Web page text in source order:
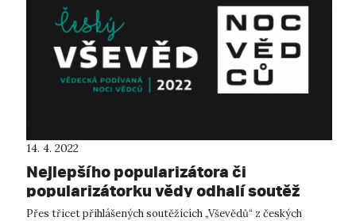
14. 4. 2022
Nejlepšího popularizátora či
popularizátorku vědy odhalí soutěž
Český Vševěd
Přes třicet přihlášených soutěžících „Vševědů“ z českých